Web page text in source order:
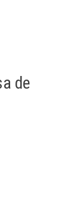
de